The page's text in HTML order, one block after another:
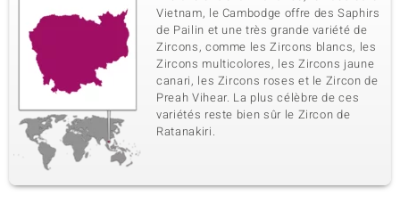
Vietnam, le Cambodge offre des Saphirs
de Pailin et une très grande variété de
Zircons, comme les Zircons blancs, les
Zircons multicolores, les Zircons jaune
canari, les Zircons roses et le Zircon de
Preah Vihear. La plus célèbre de ces
variétés reste bien sûr le Zircon de
Ratanakiri.